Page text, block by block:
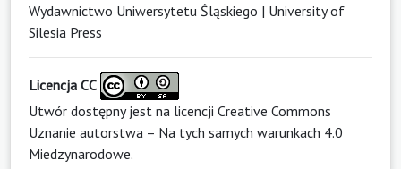
Wydawnictwo Uniwersytetu Śląskiego | University of
Silesia Press
Licencja CC
Utwór dostępny jest na licencji Creative Commons
Uznanie autorstwa – Na tych samych warunkach 4.0
Miedzynarodowe.